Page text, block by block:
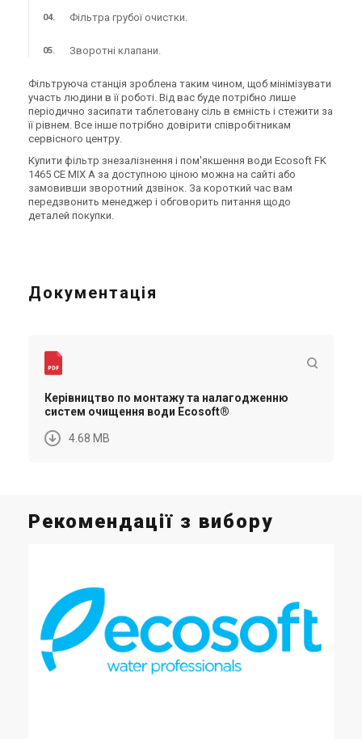
Україна
Фільтр для видалення
заліза Ecosoft Titanium Gold
250
Ціна
66 317 грн
Купити
Україна
Фільтр для видалення
заліза Ecosoft Titanium Gold
72 076 грн
Купити
Фільтра грубої очистки.
Зворотні клапани.
Фільтруюча станція зроблена таким чином, щоб мінімізувати
участь людини в її роботі. Від вас буде потрібно лише
періодично засипати таблетовану сіль в ємність і стежити за
її рівнем. Все інше потрібно довірити співробітникам
сервісного центру.
Купити фільтр знезалізнення і пом'якшення води Ecosoft FK
1465 CE MIX A за доступною ціною можна на сайті або
замовивши зворотний дзвінок. За короткий час вам
передзвонить менеджер і обговорить питання щодо
деталей покупки.
Документація
Керівництво по монтажу та налагодженню
систем очищення води Ecosoft®
4.68 MB
Рекомендації з вибору